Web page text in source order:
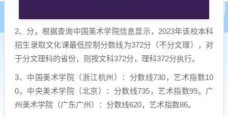
2、分。根据查询中国美术学院信息显示，2023年该校本科
招生录取文化课最低控制分数线为372分（不分文理），对
于分文理科的省份，则按文科372分，理科372分执行。
3、中国美术学院（浙江杭州）：分数线730，艺术指数10
0。中央美术学院（北京）：分数线735，艺术指数99。广
州美术学院（广东广州）：分数线620，艺术指数86。